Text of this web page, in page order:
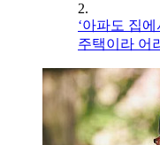
2.
‘아파도 집
주택이라 어